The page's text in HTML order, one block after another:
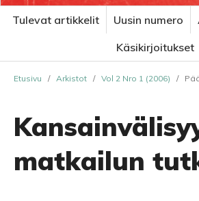
Tulevat artikkelit Uusin numero
Käsikirjoitukset
Etusivu / Arkistot / Vol 2 Nro 1 (2006) /
matkailun